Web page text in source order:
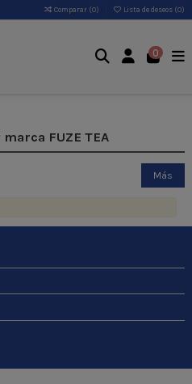
Comparar (0) Lista de deseos (0)
0
FUZE TEA
Más